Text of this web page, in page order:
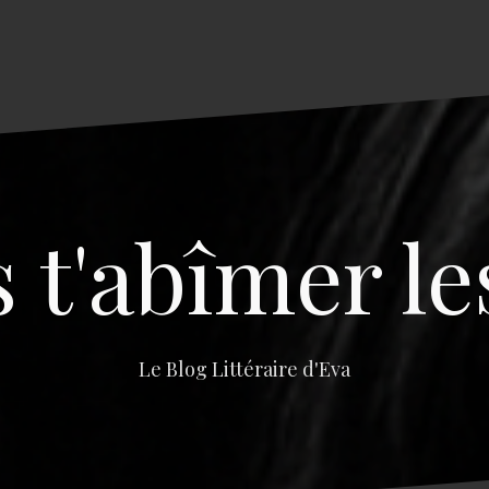
t'abîmer
Le Blog Littéraire d'Eva